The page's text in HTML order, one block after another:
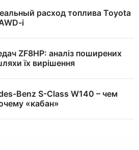
расход топлива Toyota
i
ZF8HP: аналіз поширених
їх вирішення
Benz S-Class W140 – чем
«кабан»